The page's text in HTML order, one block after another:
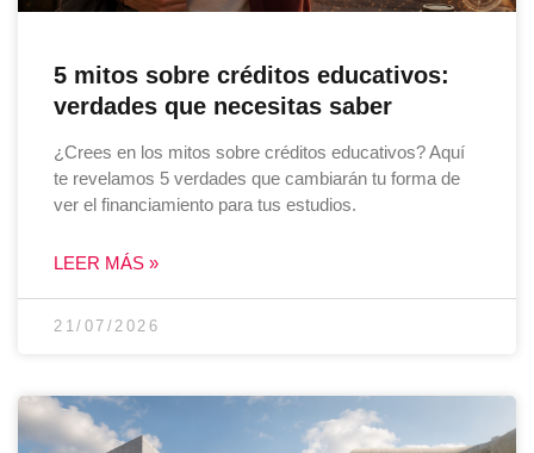
5 mitos sobre créditos educativos:
verdades que necesitas saber
¿Crees en los mitos sobre créditos educativos? Aquí
te revelamos 5 verdades que cambiarán tu forma de
ver el financiamiento para tus estudios.
LEER MÁS »
21/07/2026